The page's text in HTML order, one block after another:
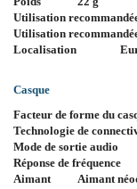
Utilisation
Utilisation
Localisation
Casque
Facteur de forme du
Technologie de
Mode de sortie audio
Réponse de fréquence
Aimant
Aimant